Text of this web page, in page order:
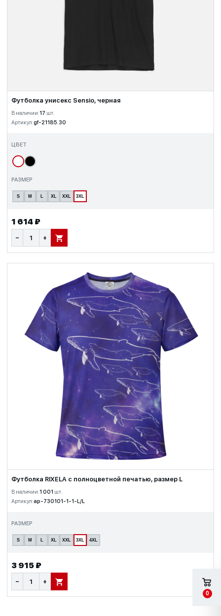
Футболка унисекс Sensio, черная
В наличии:17 шт.
Артикул:gf-21185.30
ЦВЕТ
РАЗМЕР
S M L XL XXL 3XL
1 614 ₽
− + В КОРЗИНУ
Футболка RIXELA с полноцветной печатью, размер L
В наличии:1 001 шт.
Артикул:ap-730101-1-1-L/L
РАЗМЕР
S M L XL XXL 3XL 4XL
3 915 ₽
− + В КОРЗИНУ
0